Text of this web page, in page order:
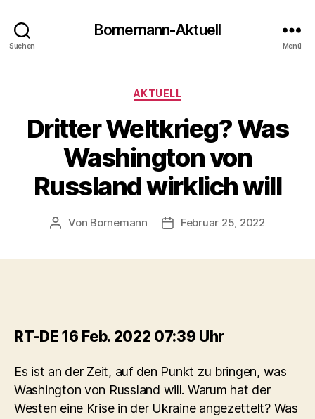
Suchen
Bornemann-Aktuell
Menü
Kategorien
AKTUELL
Dritter Weltkrieg? Was
Washington von
Russland wirklich will
Beitragsautor
Von Bornemann Veröffentlichungsdatum
Februar 25, 2022
RT-DE 16 Feb. 2022 07:39 Uhr
Es ist an der Zeit, auf den Punkt zu bringen, was
Washington von Russland will. Warum hat der
Westen eine Krise in der Ukraine angezettelt? Was